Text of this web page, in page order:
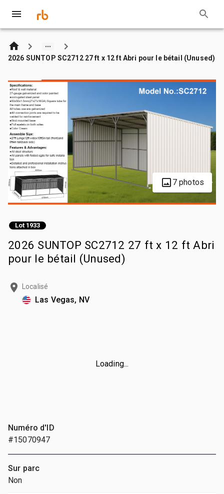
2026 SUNTOP SC2712 27 ft x 12 ft Abri pour le bétail (Unused)
7 photos
Lot 1933
2026 SUNTOP SC2712 27 ft x 12 ft Abri
pour le bétail (Unused)
Localisé
Las Vegas, NV
Loading...
Numéro d'ID
#15070947
Sur parc
Non